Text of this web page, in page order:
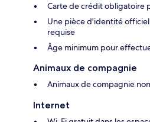
Carte de crédit obligatoire
Une pièce d'identité
requise
Âge minimum pour
Animaux de compagnie
Animaux de compagnie
Internet